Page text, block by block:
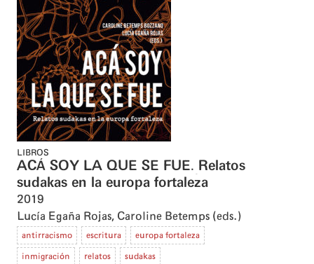
LIBROS
ACÁ SOY LA QUE SE FUE. Relatos
sudakas en la europa fortaleza
2019
Lucía Egaña Rojas, Caroline Betemps (eds.)
antirracismo escritura europa fortaleza
inmigración relatos sudakas